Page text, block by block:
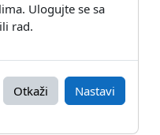
Ulogujte se sa
rad.
Otkaži Nastavi